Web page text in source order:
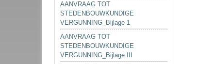
AANVRAAG TOT
STEDENBOUWKUNDIGE
VERGUNNING_Bijlage 1
AANVRAAG TOT
STEDENBOUWKUNDIGE
VERGUNNING_Bijlage III